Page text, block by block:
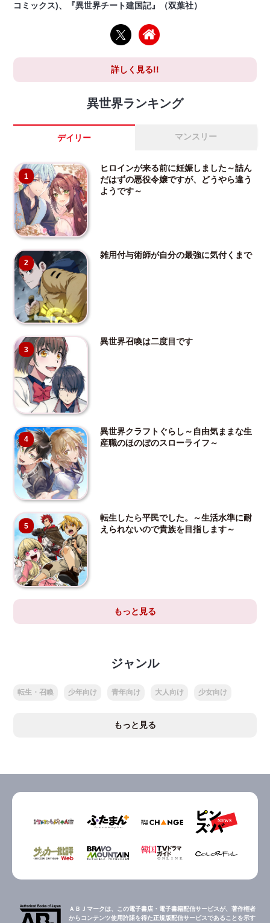
コミックス)、『異世界チート建国記』（双葉社）
詳しく見る!!
異世界ランキング
デイリー マンスリー
1
ヒロインが来る前に妊娠しました～詰ん
だはずの悪役令嬢ですが、どうやら違う
ようです～
2
雑用付与術師が自分の最強に気付くまで
3
異世界召喚は二度目です
4
異世界クラフトぐらし～自由気ままな生
産職のほのぼのスローライフ～
5
転生したら平民でした。～生活水準に耐
えられないので貴族を目指します～
もっと見る
ジャンル
転生・召喚 少年向け 青年向け 大人向け 少女向け
もっと見る
ＡＢＪマークは、この電子書店・電子書籍配信サービスが、著作権者
からコンテンツ使用許諾を得た正規版配信サービスであることを示す